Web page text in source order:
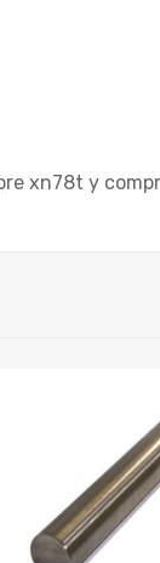
xn78t y